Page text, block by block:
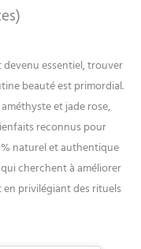
essentiel, trouver
beauté est primordial.
et jade rose,
reconnus pour
naturel et authentique
cherchent à améliorer
en privilégiant des rituels